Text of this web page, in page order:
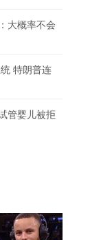
大概率不会
特朗普连
管婴儿被拒